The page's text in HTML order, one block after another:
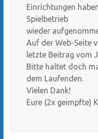
Einrichtungen
Spielbetrieb
wieder
Auf der Web-Seite
letzte Beitrag vom
Bitte haltet doch
dem Laufenden.
Vielen Dank!
Eure (2x geimpfte)